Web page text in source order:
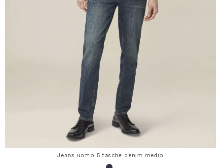
Jeans uomo 5 tasche denim medio